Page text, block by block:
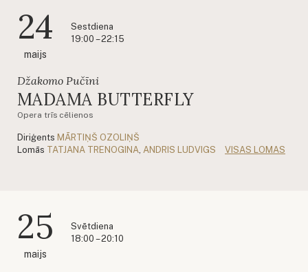
24
maijs
Sestdiena
19:00 – 22:15
Džakomo Pučīni
MADAMA BUTTERFLY
Opera trīs cēlienos
Diriģents MĀRTIŅŠ OZOLIŅŠ
Lomās TATJANA TRENOGINA ANDRIS LUDVIGS VISAS LOMAS
25
maijs
Svētdiena
18:00 – 20:10